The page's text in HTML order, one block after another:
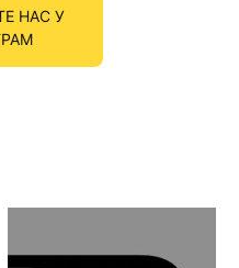
НАС У